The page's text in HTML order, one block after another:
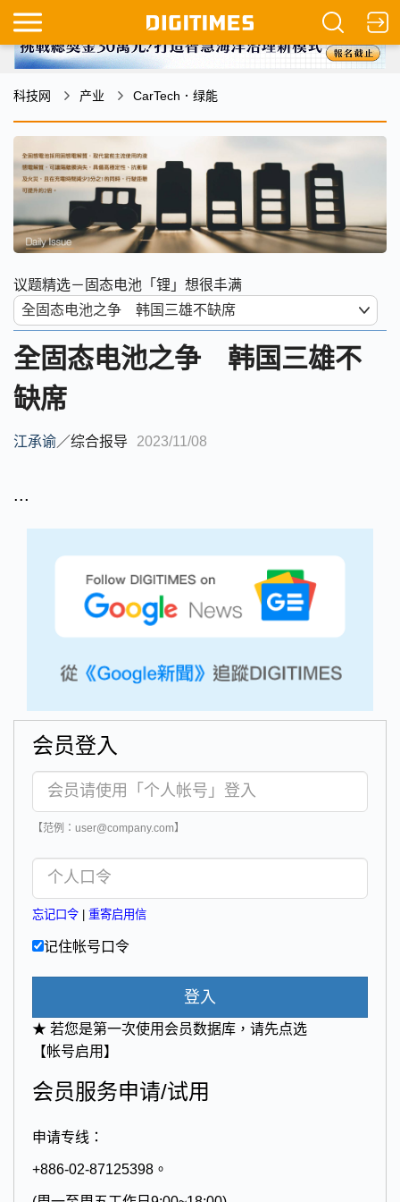
科技网 产业 CarTech．绿能
议题精选－固态电池「锂」想很丰满
全固态电池之争 韩国三雄不
缺席
江承谕／综合报导 2023/11/08
...
会员登入
【范例：user@company.com】
忘记口令 重寄启用信
记住帐号口令
登入
★ 若您是第一次使用会员数据库，请先点选
【帐号启用】
会员服务申请/试用
申请专线：
+886-02-87125398。